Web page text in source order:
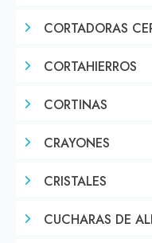
CORTADORAS
CORTAHIERROS
CORTINAS
CRAYONES
CRISTALES
CUCHARAS DE